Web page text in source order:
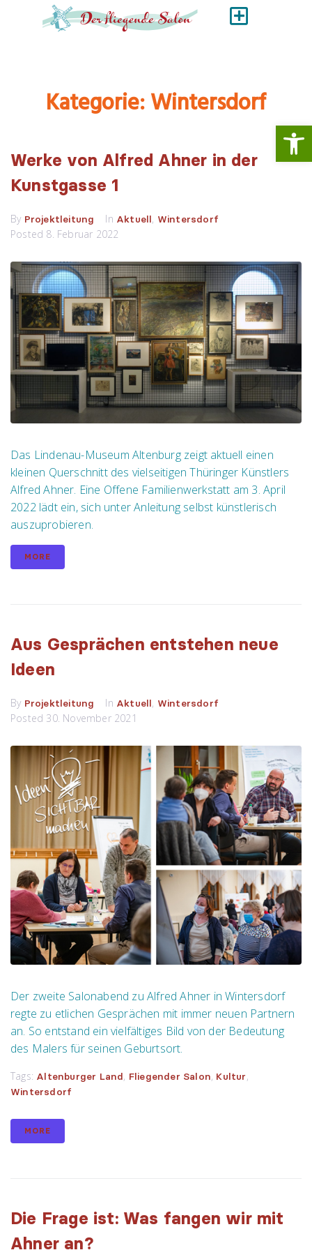
Kategorie:Wintersdorf
Werke von Alfred Ahner in der
Kunstgasse 1
By Projektleitung In Aktuell, Wintersdorf
Posted 8. Februar 2022
Das Lindenau-Museum Altenburg zeigt aktuell einen
kleinen Querschnitt des vielseitigen Thüringer Künstlers
Alfred Ahner. Eine Offene Familienwerkstatt am 3. April
2022 lädt ein, sich unter Anleitung selbst künstlerisch
auszuprobieren.
MORE
Aus Gesprächen entstehen neue
Ideen
By Projektleitung In Aktuell, Wintersdorf
Posted 30. November 2021
Der zweite Salonabend zu Alfred Ahner in Wintersdorf
regte zu etlichen Gesprächen mit immer neuen Partnern
an. So entstand ein vielfältiges Bild von der Bedeutung
des Malers für seinen Geburtsort.
Tags: Altenburger Land, Fliegender Salon, Kultur,
Wintersdorf
MORE
Die Frage ist: Was fangen wir mit
Ahner an?